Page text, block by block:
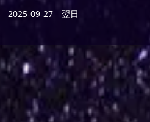
2025-09-27 翌日